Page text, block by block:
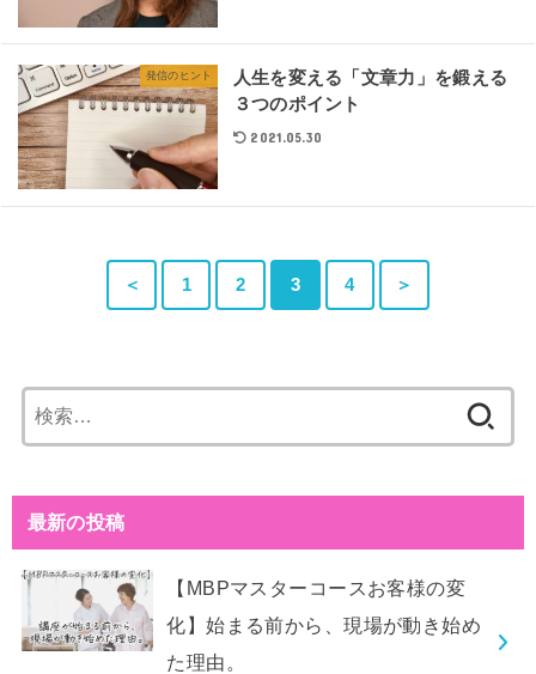
発信のヒント
人生を変える「文章力」を鍛える
３つのポイント
2021.05.30
＜ 1 2 3 4 ＞
索:
最新の投稿
【MBPマスターコースお客様の変
化】始まる前から、現場が動き始め
た理由。